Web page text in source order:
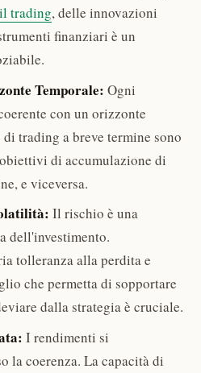
trading, delle innovazioni
finanziari è un
Temporale: Ogni
con un orizzonte
trading a breve termine sono
di accumulazione di
e viceversa.
Il rischio è una
dell'investimento.
tolleranza alla perdita e
che permetta di sopportare
dalla strategia è cruciale.
I rendimenti si
la coerenza. La capacità di